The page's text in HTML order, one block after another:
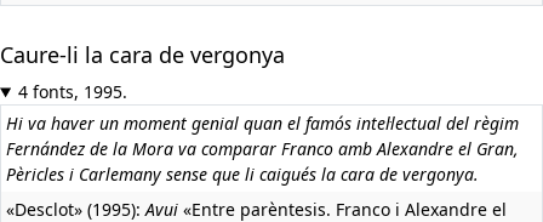
Caure-li la cara de vergonya
4 fonts, 1995.
Hi va haver un moment genial quan el famós intel·lectual del règim
Fernández de la Mora va comparar Franco amb Alexandre el Gran,
Pèricles i Carlemany sense que li caigués la cara de vergonya.
«Desclot» (1995):Avui «Entre parèntesis. Franco i Alexandre el